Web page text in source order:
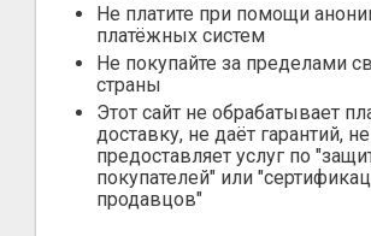
Не платите при помощи
платёжных систем
Не покупайте за пределами
страны
Этот сайт не обрабатывает
доставку, не даёт гарантий, не
предоставляет услуг по
покупателей" или
продавцов"